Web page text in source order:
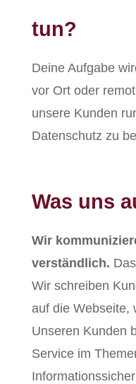
tun?
Deine Aufgabe
vor Ort oder
unsere Kunden
Datenschutz zu
Was uns
Wir
verständlich.
Wir schreiben
auf die Webseite,
Unseren Kunden
Service im